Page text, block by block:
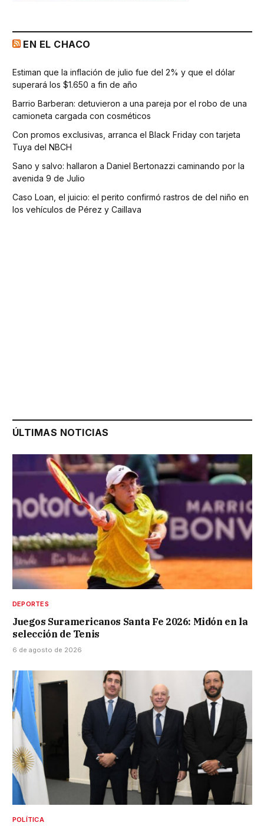
EN EL CHACO
Estiman que la inflación de julio fue del 2% y que el dólar
superará los $1.650 a fin de año
Barrio Barberan: detuvieron a una pareja por el robo de una
camioneta cargada con cosméticos
Con promos exclusivas, arranca el Black Friday con tarjeta
Tuya del NBCH
Sano y salvo: hallaron a Daniel Bertonazzi caminando por la
avenida 9 de Julio
Caso Loan, el juicio: el perito confirmó rastros de del niño en
los vehículos de Pérez y Caillava
ÚLTIMAS NOTICIAS
DEPORTES
Juegos Suramericanos Santa Fe 2026: Midón en la
selección de Tenis
6 de agosto de 2026
POLÍTICA